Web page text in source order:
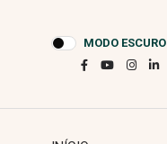
MODO ESCURO